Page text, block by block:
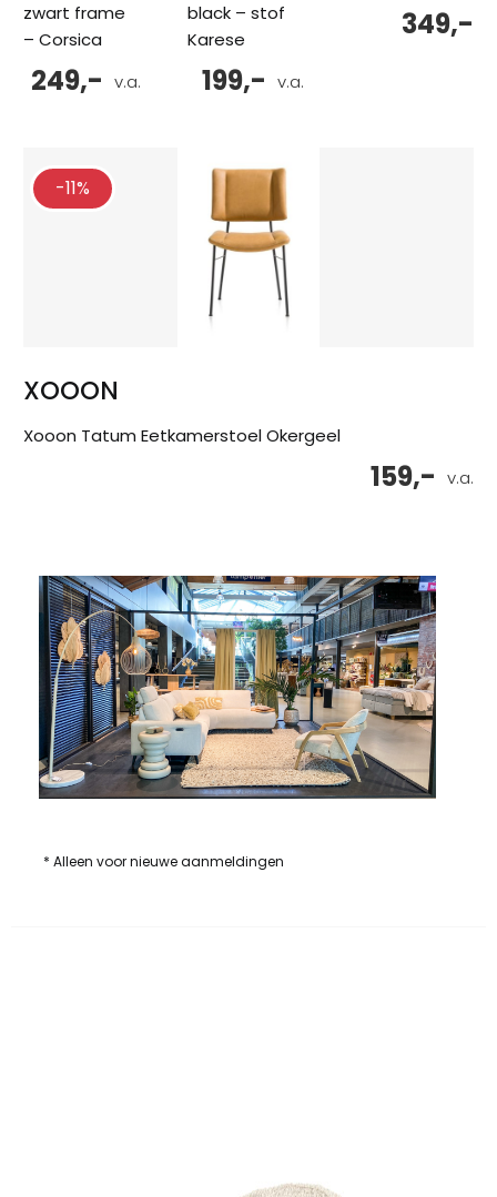
zwart frame
– Corsica
v.a.
249,-
black – stof
Karese
v.a.
199,-
349,-
-11%
XOOON
Xooon Tatum Eetkamerstoel Okergeel
v.a.
159,-
* Alleen voor nieuwe aanmeldingen